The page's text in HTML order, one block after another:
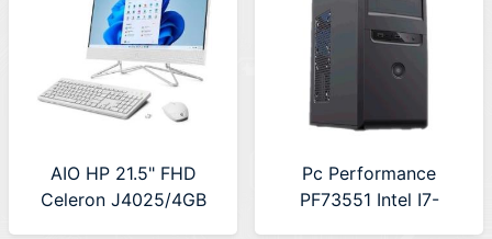
AIO HP 21.5" FHD
Celeron J4025/4GB
Pc Performance
PF73551 Intel I7-